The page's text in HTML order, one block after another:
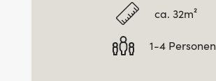
ca. 32m²
1-4 Personen